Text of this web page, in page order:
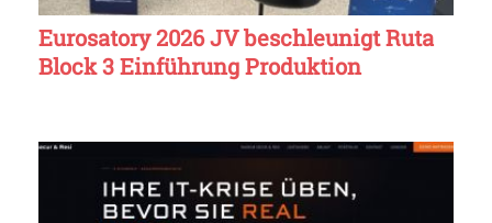
Eurosatory 2026 JV beschleunigt Ruta
Block 3 Einführung Produktion